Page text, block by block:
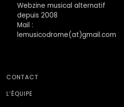
Webzine musical alternatif
depuis 2008
Mail :
lemusicodrome(at)gmail.com
CONTACT
L’ÉQUIPE